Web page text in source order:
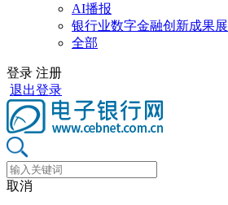
AI播报
银行业数字金融创新成果展
全部
登录 注册
退出登录
取消